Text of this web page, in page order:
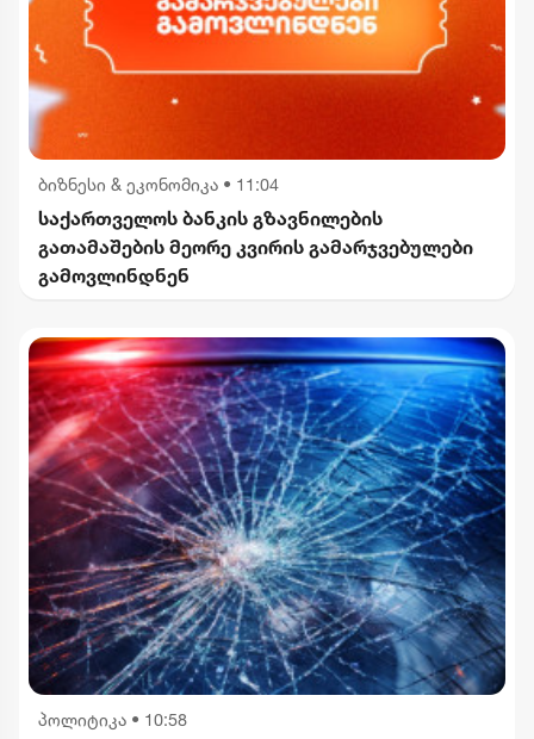
ბიზნესი & ეკონომიკა • 11:04
საქართველოს ბანკის გზავნილების
გათამაშების მეორე კვირის გამარჯვებულები
გამოვლინდნენ
პოლიტიკა • 10:58